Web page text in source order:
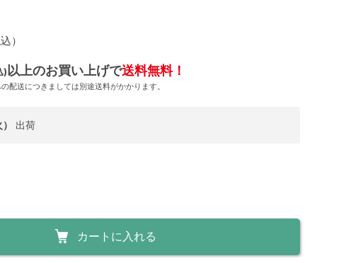
）
) 以上のお買い上げで送料無料！
配送につきましては別途送料がかかります。
出荷
カートに入れる